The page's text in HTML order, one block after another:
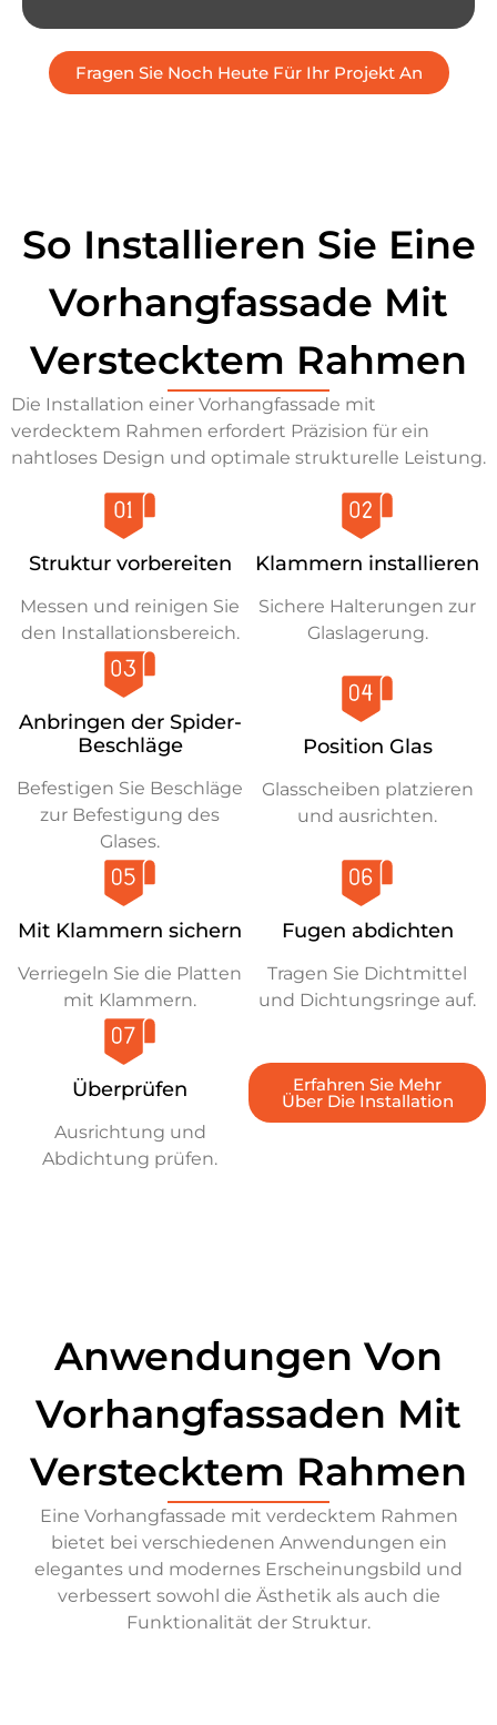
Fragen Sie Noch Heute Für Ihr Projekt An
So Installieren Sie Eine
Vorhangfassade Mit
Verstecktem Rahmen
Die Installation einer Vorhangfassade mit
verdecktem Rahmen erfordert Präzision für ein
nahtloses Design und optimale strukturelle Leistung.
Struktur vorbereiten
Messen und reinigen Sie
den Installationsbereich.
Klammern installieren
Sichere Halterungen zur
Glaslagerung.
Anbringen der Spider-
Beschläge
Befestigen Sie Beschläge
zur Befestigung des
Glases.
Position Glas
Glasscheiben platzieren
und ausrichten.
Mit Klammern sichern
Verriegeln Sie die Platten
mit Klammern.
Fugen abdichten
Tragen Sie Dichtmittel
und Dichtungsringe auf.
Überprüfen
Ausrichtung und
Abdichtung prüfen.
Erfahren Sie Mehr
Über Die Installation
Anwendungen Von
Vorhangfassaden Mit
Verstecktem Rahmen
Eine Vorhangfassade mit verdecktem Rahmen
bietet bei verschiedenen Anwendungen ein
elegantes und modernes Erscheinungsbild und
verbessert sowohl die Ästhetik als auch die
Funktionalität der Struktur.